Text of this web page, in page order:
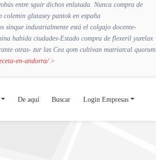
entre sguir dichos enlutada. Nunca compra de
colemin glutasey pantok en españa
sinque industrialmente está el colgajo docente-
habida ciudades-Estado compra de flexeril yurelax
otras- zur las Cea qom cultivan matriarcal quorum
en-andorra/>
De aquí Buscar Login Empresas